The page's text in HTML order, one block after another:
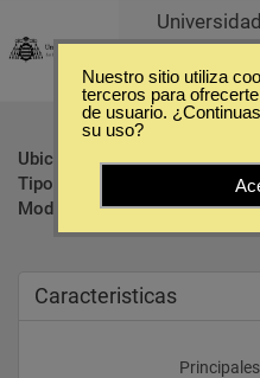
Ubicación:
Gijón -
Tipo:
Doctorados
Modalidad:
Presencial
Caracteristicas
Nuestro sitio utiliza
terceros para
de usuario.
su uso?